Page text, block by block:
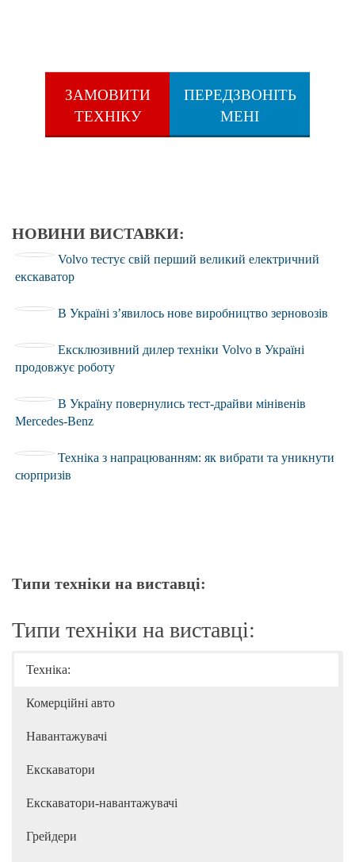
ЗАМОВИТИ
ТЕХНІКУ
ПЕРЕДЗВОНІТЬ
МЕНІ
НОВИНИ ВИСТАВКИ:
Volvo тестує свій перший великий електричний
екскаватор
В Україні з’явилось нове виробництво зерновозів
Ексклюзивний дилер техніки Volvo в Україні
продовжує роботу
В Україну повернулись тест-драйви мінівенів
Mercedes-Benz
Техніка з напрацюванням: як вибрати та уникнути
сюрпризів
Типи техніки на виставці:
Типи техніки на виставці:
Техніка:
Комерційні авто
Навантажувачі
Екскаватори
Екскаватори-навантажувачі
Грейдери